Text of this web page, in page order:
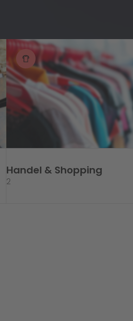
Handel & Shopping
2